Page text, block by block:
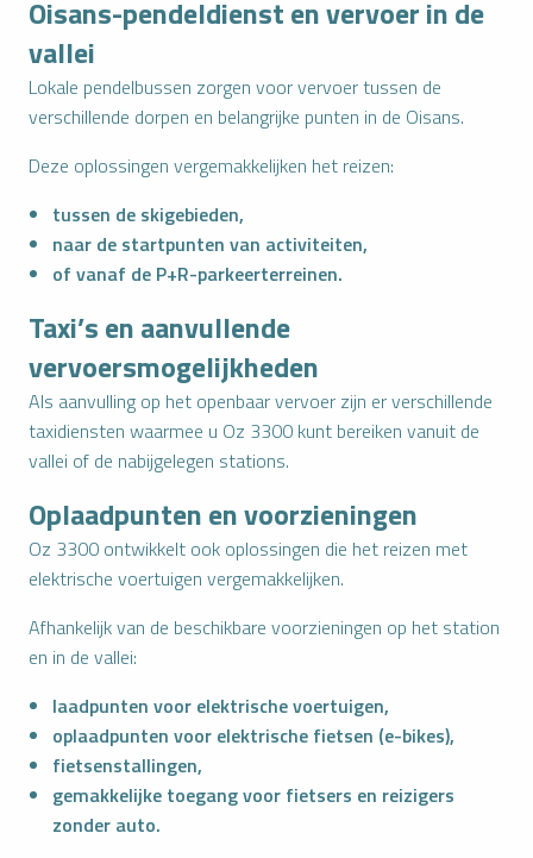
Oisans-pendeldienst en vervoer in de
vallei
Lokale pendelbussen zorgen voor vervoer tussen de
verschillende dorpen en belangrijke punten in de Oisans.
Deze oplossingen vergemakkelijken het reizen:
tussen de skigebieden,
naar de startpunten van activiteiten,
of vanaf de P+R-parkeerterreinen.
Taxi’s en aanvullende
vervoersmogelijkheden
Als aanvulling op het openbaar vervoer zijn er verschillende
taxidiensten waarmee u Oz 3300 kunt bereiken vanuit de
vallei of de nabijgelegen stations.
Oplaadpunten en voorzieningen
Oz 3300 ontwikkelt ook oplossingen die het reizen met
elektrische voertuigen vergemakkelijken.
Afhankelijk van de beschikbare voorzieningen op het station
en in de vallei:
laadpunten voor elektrische voertuigen,
oplaadpunten voor elektrische fietsen (e-bikes),
fietsenstallingen,
gemakkelijke toegang voor fietsers en reizigers
zonder auto.